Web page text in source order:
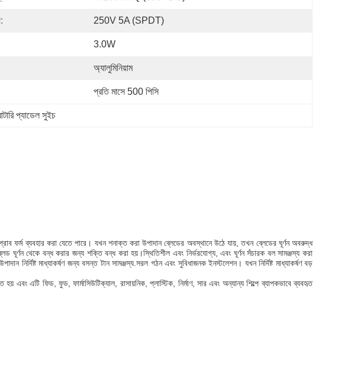
250V 5A (SPDT)
3.0W
অ্যালুমিনিয়াম
প্রতি মাসে 500 পিসি
প্যাডেল সুইচ
ফর্ম ব্যবহার করা যেতে পারে। যখন শনাক্ত করা উপাদান ব্লেডের অবস্থানে উঠে যায়, তখন ব্লেডের ঘূর্ণন অবরুদ্ধ
ঘূর্ণন থেকে বন্ধ করার জন্য শক্তি বন্ধ করা হয়।স্থিতিশীল এবং নির্ভরযোগ্য, এবং ঘূর্ণন সঁচারক বল সামঞ্জস্য করা
মাধ্যাকর্ষণ জন্য বসন্ত টান সামঞ্জস্য.সরল গঠন এবং সুবিধাজনক ইনস্টলেশন। যখন নির্দিষ্ট মাধ্যাকর্ষণ বড়
এবং এটি ফিড, ফুড, ফার্মাসিউটিক্যাল, রাসায়নিক, প্লাস্টিক, নির্মাণ, সার এবং অন্যান্য শিল্পে ব্যাপকভাবে ব্যবহৃত